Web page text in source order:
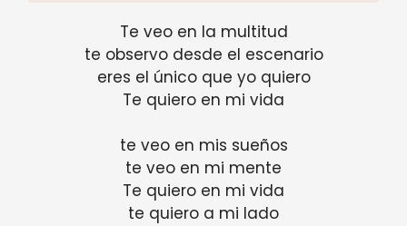
Te veo en la multitud
te observo desde el escenario
eres el único que yo quiero
Te quiero en mi vida
te veo en mis sueños
te veo en mi mente
Te quiero en mi vida
te quiero a mi lado